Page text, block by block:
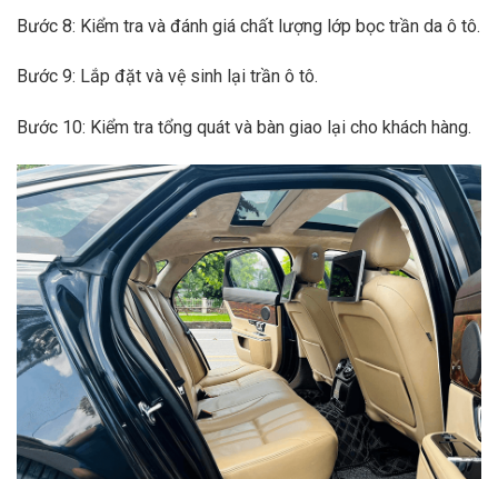
Bước 8: Kiểm tra và đánh giá chất lượng lớp bọc trần da ô tô.
Bước 9: Lắp đặt và vệ sinh lại trần ô tô.
Bước 10: Kiểm tra tổng quát và bàn giao lại cho khách hàng.